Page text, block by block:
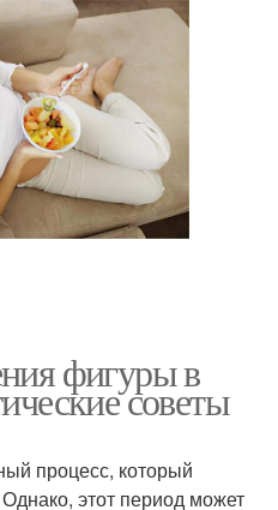
фигуры в
советы
процесс, который
этот период может